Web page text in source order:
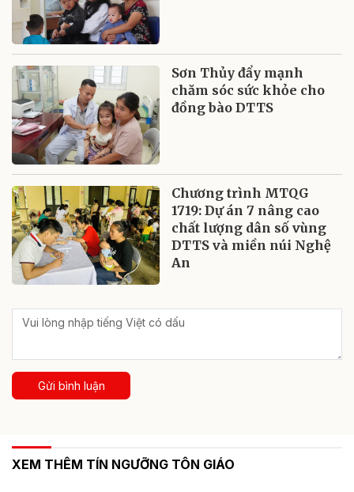
Sơn Thủy đẩy mạnh
chăm sóc sức khỏe cho
đồng bào DTTS
Chương trình MTQG
1719: Dự án 7 nâng cao
chất lượng dân số vùng
DTTS và miền núi Nghệ
An
Gửi bình luận
XEM THÊM TÍN NGƯỠNG TÔN GIÁO